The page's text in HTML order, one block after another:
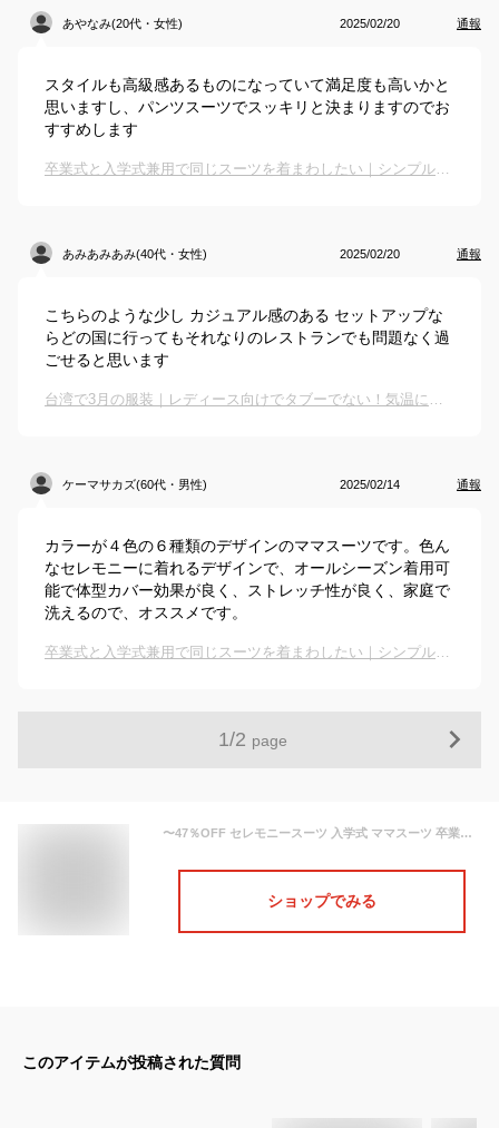
あやなみ(20代・女性) 2025/02/20 通報
スタイルも高級感あるものになっていて満足度も高いかと
思いますし、パンツスーツでスッキリと決まりますのでお
すすめします
卒業式と入学式兼用で同じスーツを着まわしたい｜シンプルなスーツのおすすめは？
あみあみあみ(40代・女性) 2025/02/20 通報
こちらのような少し カジュアル感のある セットアップな
らどの国に行ってもそれなりのレストランでも問題なく過
ごせると思います
台湾で3月の服装｜レディース向けでタブーでない！気温に合う観光用コーデのおすすめは？
ケーマサカズ(60代・男性) 2025/02/14 通報
カラーが４色の６種類のデザインのママスーツです。色ん
なセレモニーに着れるデザインで、オールシーズン着用可
能で体型カバー効果が良く、ストレッチ性が良く、家庭で
洗えるので、オススメです。
卒業式と入学式兼用で同じスーツを着まわしたい｜シンプルなスーツのおすすめは？
1/2 page
〜47％OFF セレモニースーツ 入学式 ママスーツ 卒業式 母親 パンツ セットアップ 入園式 卒園式 お宮参り 七五三 レディース フォーマル 黒 ネイビー カジュアル おしゃれ コーデ かっこいい 試着チケット対象 【365日即日発送】
ショップでみる
このアイテムが投稿された質問